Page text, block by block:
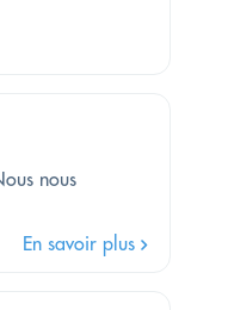
nous
En savoir plus